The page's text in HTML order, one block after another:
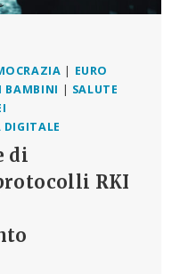
| EURO
BAMBINI | SALUTE
DIGITALE
di
RKI